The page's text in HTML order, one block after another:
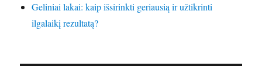
Geliniai lakai: kaip išsirinkti geriausią ir užtikrinti
ilgalaikį rezultatą?